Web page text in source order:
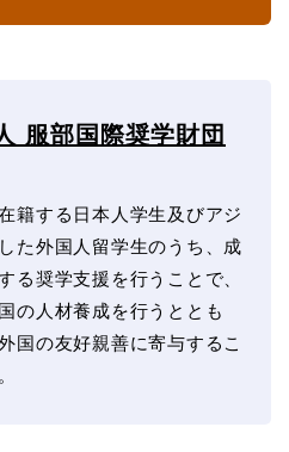
服部国際奨学財団
籍する日本人学生及びアジ
た外国人留学生のうち、成
る奨学支援を行うことで、
の人材養成を行うととも
国の友好親善に寄与するこ